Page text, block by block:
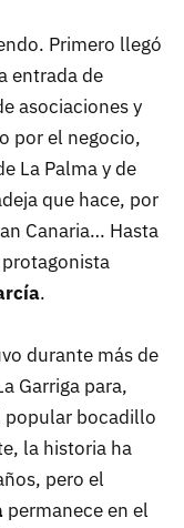
Primero llegó
entrada de
asociaciones y
por el negocio,
La Palma y de
que hace, por
Canaria… Hasta
.
durante más de
Garriga para,
popular bocadillo
la historia ha
pero el
permanece en el